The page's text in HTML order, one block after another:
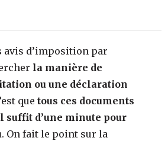
avis d’imposition par
la manière de
ou une déclaration
que tous ces documents
suffit d’une minute pour
. On fait le point sur la